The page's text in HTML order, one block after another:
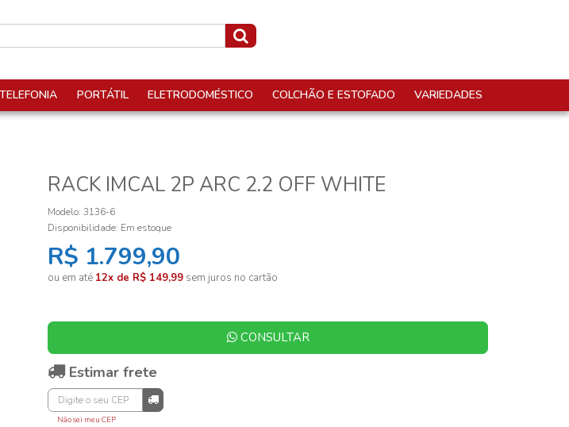
PORTÁTIL ELETRODOMÉSTICO COLCHÃO E ESTOFADO VARIEDADES
RACK IMCAL 2P ARC 2.2 OFF WHITE
Modelo: 3136-6
Disponibilidade: Em estoque
R$ 1.799,90
ou em até 12x de R$ 149,99 sem juros no cartão
CONSULTAR
Estimar frete
Não sei meu CEP